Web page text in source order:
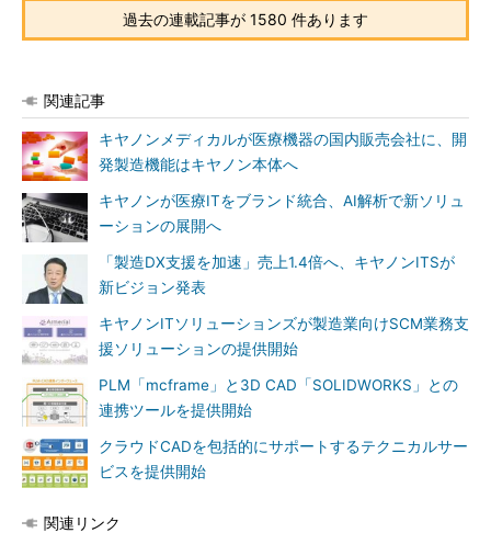
過去の連載記事が 1580 件あります
関連記事
キヤノンメディカルが医療機器の国内販売会社に、開
発製造機能はキヤノン本体へ
キヤノンが医療ITをブランド統合、AI解析で新ソリュ
ーションの展開へ
「製造DX支援を加速」売上1.4倍へ、キヤノンITSが
新ビジョン発表
キヤノンITソリューションズが製造業向けSCM業務支
援ソリューションの提供開始
PLM「mcframe」と3D CAD「SOLIDWORKS」との
連携ツールを提供開始
クラウドCADを包括的にサポートするテクニカルサー
ビスを提供開始
関連リンク